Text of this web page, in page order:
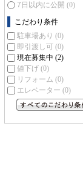
7日以内に公開 (0)
こだわり条件
駐車場あり (0)
即引渡し可 (0)
現在募集中 (2)
値下げ (0)
リフォーム (0)
エレベーター (0)